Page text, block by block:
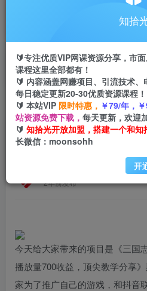
首页 创业课程 会员专属 正文
（7541期）三国志暴力玩
量700收益，顶尖教学分享
2年前发布
今天给大家带来的项目是《三国
播放量700收益，顶尖教学分享
家为了推广自己的游戏，和抖音
知拾
🔰专注优质VIP网课资源分享，市
课程这里全部都有！
🔰 内容涵盖网赚项目、引流技术、
每日稳定更新20-30优质资源课程！
🔰 本站VIP 限时特惠， ￥79/年，
站资源免费下载， 每天更新，欢迎
🔰 知拾光开放加盟，搭建一个和知
长微信：moonsohh
开